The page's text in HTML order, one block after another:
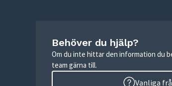
Behöver du hjälp?
Om du inte hittar den information du
team gärna till.
Vanliga